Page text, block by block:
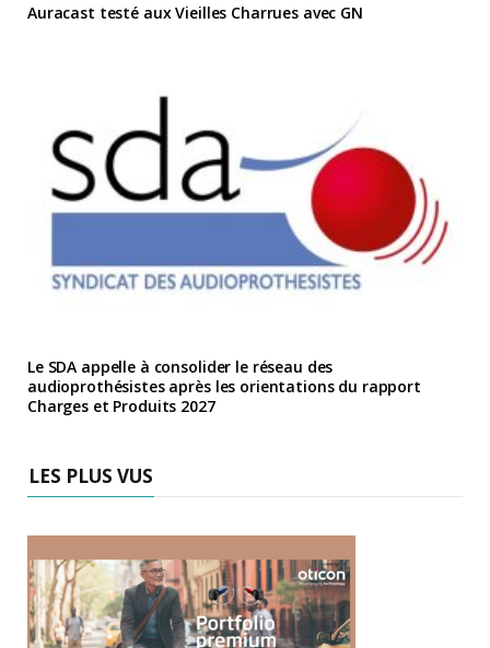
Auracast testé aux Vieilles Charrues avec GN
Le SDA appelle à consolider le réseau des
audioprothésistes après les orientations du rapport
Charges et Produits 2027
LES PLUS VUS